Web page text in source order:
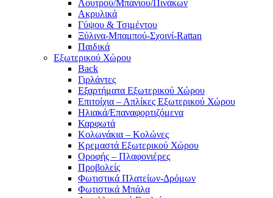
Λουτρού/Μπάνιου/Πινάκων
Ακρυλικά
Γύψου & Τσιμέντου
Ξύλινα-Μπαμπού-Σχοινί-Rattan
Παιδικά
Εξωτερικού Χώρου
Back
Γιρλάντες
Εξαρτήματα Εξωτερικού Χώρου
Επιτοίχια – Απλίκες Εξωτερικού Χώρου
Ηλιακά/Επαναφορτιζόμενα
Καρφωτά
Κολωνάκια – Κολώνες
Κρεμαστά Εξωτερικού Χώρου
Οροφής – Πλαφονιέρες
Προβολείς
Φωτιστικά Πλατείων-Δρόμων
Φωτιστικά Μπάλα